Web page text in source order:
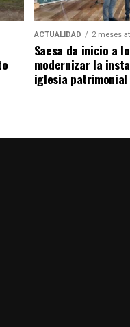
ACTUALIDAD 2 meses
Saesa da inicio a
modernizar la
iglesia patrimonial